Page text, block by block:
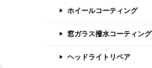
ホイールコーティング
窓ガラス撥水コーティング
ヘッドライトリペア